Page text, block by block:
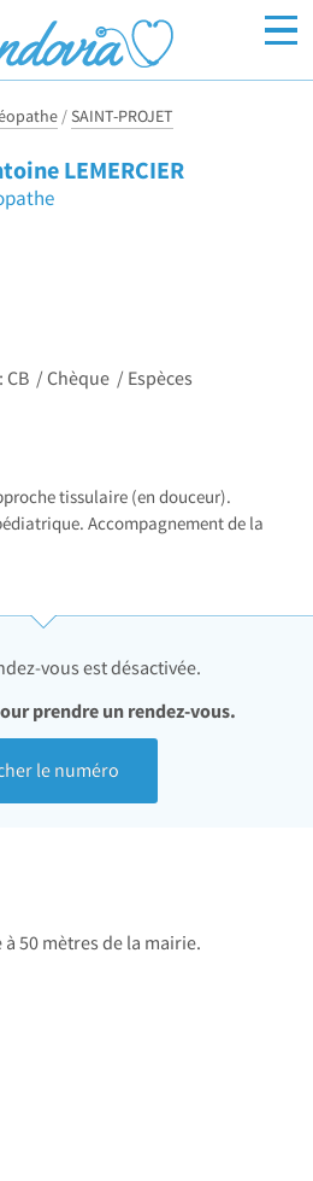
/SAINT-PROJET
LEMERCIER
CB Chèque Espèces
tissulaire (en douceur).
Accompagnement de la
du sportif.
vous est désactivée.
prendre un rendez-vous.
le numéro
50 mètres de la mairie.